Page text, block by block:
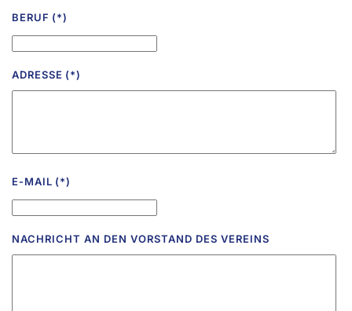
BERUF (*)
ADRESSE (*)
E-MAIL (*)
NACHRICHT AN DEN VORSTAND DES VEREINS